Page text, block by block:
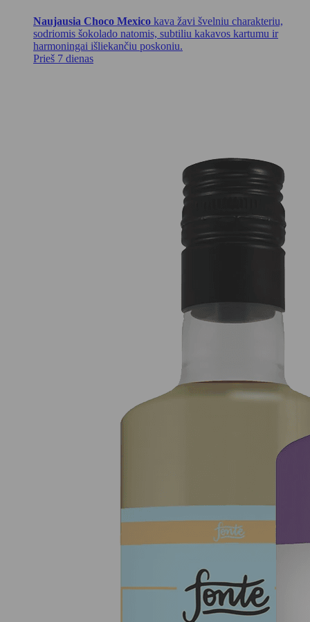
Naujausia Choco Mexico kava žavi švelniu charakteriu,
sodriomis šokolado natomis, subtiliu kakavos kartumu ir
harmoningai išliekančiu poskoniu.
Prieš 7 dienas